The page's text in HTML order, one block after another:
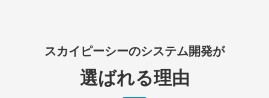
スカイピーシーのシステム開発が
選ばれる理由